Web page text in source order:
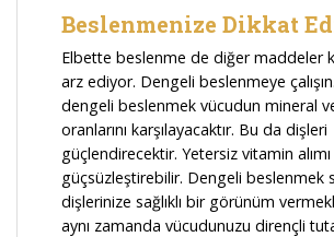
Beslenmenize Dikkat
Elbette beslenme de diğer maddeler
arz ediyor. Dengeli beslenmeye
dengeli beslenmek vücudun mineral
oranlarını karşılayacaktır. Bu da dişleri
güçlendirecektir. Yetersiz vitamin
güçsüzleştirebilir. Dengeli beslenmek
dişlerinize sağlıklı bir görünüm
aynı zamanda vücudunuzu dirençli